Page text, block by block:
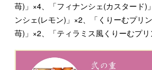
苺)」×4、「フィナンシェ(カスタード)
ンシェ(レモン)」×2、「くりーむプリ
苺)」×2、「ティラミス風くりーむプリ